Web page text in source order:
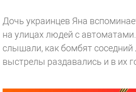
Дочь украинцев Яна
на улицах людей с
слышали, как бомбят соседний
выстрелы раздавались и в их